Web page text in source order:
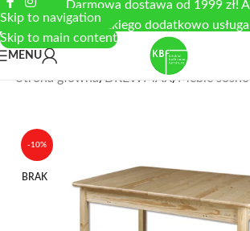
Skip to navigation
Skip to main content
Darmowa dostawa od 1999 zł!
łódzkiego dodatkowo
MENU
Strona główna/ DREWMAX/Meble
-10%
BRAK